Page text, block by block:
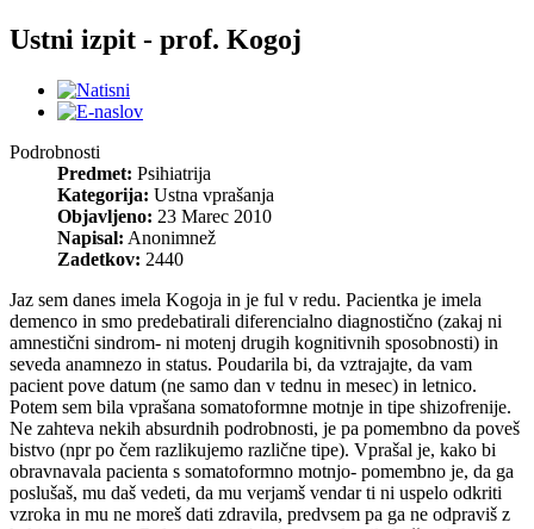
Ustni izpit - prof. Kogoj
Podrobnosti
Predmet: Psihiatrija
Kategorija: Ustna vprašanja
Objavljeno: 23 Marec 2010
Napisal: Anonimnež
Zadetkov: 2440
Jaz sem danes imela Kogoja in je ful v redu. Pacientka je imela
demenco in smo predebatirali diferencialno diagnostično (zakaj ni
amnestični sindrom- ni motenj drugih kognitivnih sposobnosti) in
seveda anamnezo in status. Poudarila bi, da vztrajajte, da vam
pacient pove datum (ne samo dan v tednu in mesec) in letnico.
Potem sem bila vprašana somatoformne motnje in tipe shizofrenije.
Ne zahteva nekih absurdnih podrobnosti, je pa pomembno da poveš
bistvo (npr po čem razlikujemo različne tipe). Vprašal je, kako bi
obravnavala pacienta s somatoformno motnjo- pomembno je, da ga
poslušaš, mu daš vedeti, da mu verjamš vendar ti ni uspelo odkriti
vzroka in mu ne moreš dati zdravila, predvsem pa ga ne odpraviš z